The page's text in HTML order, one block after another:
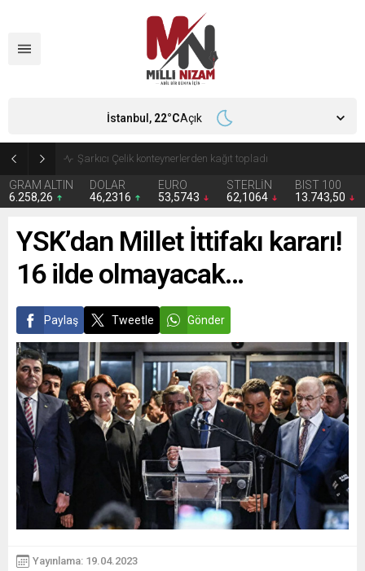
İran 2 ülkeyi birden vurdu
GRAM ALTIN
6.258,26
DOLAR
46,2316
EURO
53,5743
STERLİN
62,1064
BIST 100
13.743,50
İstanbul, 22°CAçık
YSK’dan Millet İttifakı kararı!
16 ilde olmayacak…
Paylaş Tweetle Gönder
Yayınlama: 19.04.2023